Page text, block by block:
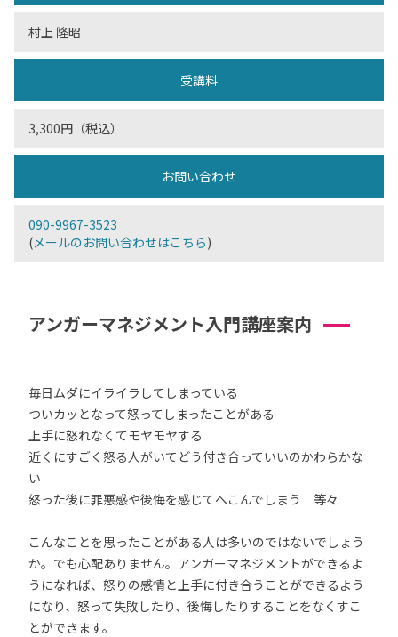
村上 隆昭
受講料
3,300円（税込）
お問い合わせ
090-9967-3523
(メールのお問い合わせはこちら)
アンガーマネジメント入門講座案内
毎日ムダにイライラしてしまっている
ついカッとなって怒ってしまったことがある
上手に怒れなくてモヤモヤする
近くにすごく怒る人がいてどう付き合っていいのかわらかな
い
怒った後に罪悪感や後悔を感じてへこんでしまう 等々
こんなことを思ったことがある人は多いのではないでしょう
か。でも心配ありません。アンガーマネジメントができるよ
うになれば、怒りの感情と上手に付き合うことができるよう
になり、怒って失敗したり、後悔したりすることをなくすこ
とができます。